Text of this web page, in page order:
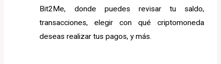
Bit2Me, donde puedes revisar tu saldo,
transacciones, elegir con qué criptomoneda
deseas realizar tus pagos, y más.